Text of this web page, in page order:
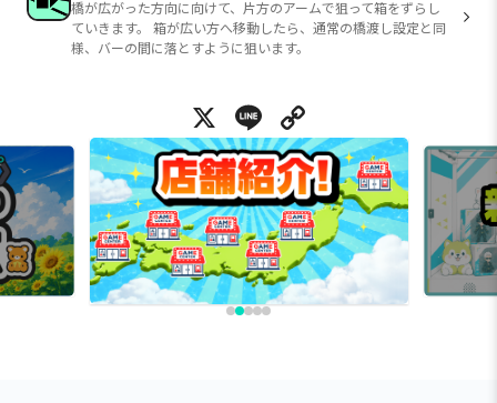
橋が広がった方向に向けて、片方のアームで狙って箱をずらし
ていきます。 箱が広い方へ移動したら、通常の橋渡し設定と同
様、バーの間に落とすように狙います。
X Line